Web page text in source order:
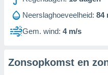
meten,
meten,
Neerslaghoeveelheid: 84
Gem. wind: 4 m/s
Zonsopkomst en